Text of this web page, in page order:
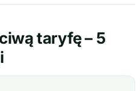
taryfę – 5